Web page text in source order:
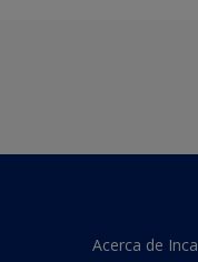
Acerca de Inca